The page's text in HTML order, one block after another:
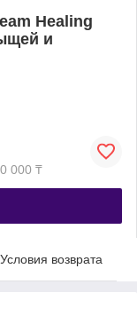
Healing
и
000 ₸
Условия возврата